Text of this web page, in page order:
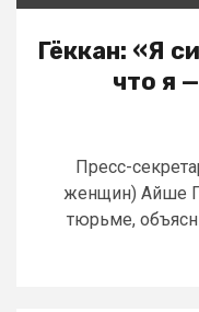
Гёккан: «Я
что я
Пресс-
женщин) Айше
тюрьме,